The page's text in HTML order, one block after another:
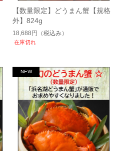
【数量限定】どうまん蟹【規格
外】824g
18,688円 （税込み）
在庫切れ